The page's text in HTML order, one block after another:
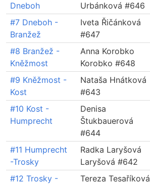
Dneboh
Urbánková #646
#7 Dneboh -
Branžež
Iveta Řičánková
#647
#8 Branžež -
Kněžmost
Anna Korobko
Korobko #648
#9 Kněžmost -
Kost
Nataša Hnátková
#643
#10 Kost -
Humprecht
Denisa
Štukbauerová
#644
#11 Humprecht
-Trosky
Radka Laryšová
Laryšová #642
#12 Trosky -
Tereza Tesaříková